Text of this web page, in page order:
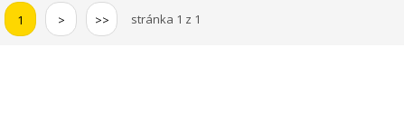
1 > >> stránka 1 z 1